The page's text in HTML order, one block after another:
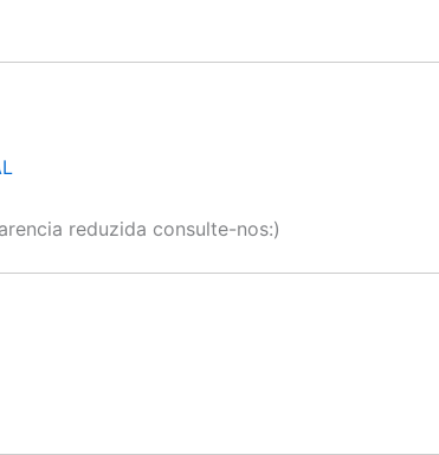
reduzida consulte-nos:)